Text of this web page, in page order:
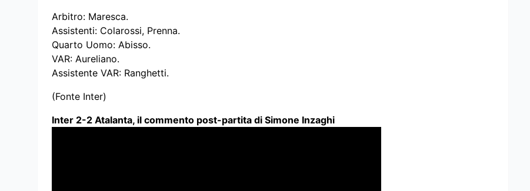
Arbitro: Maresca.
Assistenti: Colarossi, Prenna.
Quarto Uomo: Abisso.
VAR: Aureliano.
Assistente VAR: Ranghetti.
(Fonte Inter)
Inter 2-2 Atalanta, il commento post-partita di Simone Inzaghi